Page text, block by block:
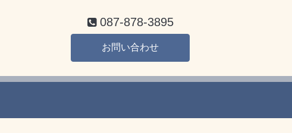
087-878-3895
お問い合わせ